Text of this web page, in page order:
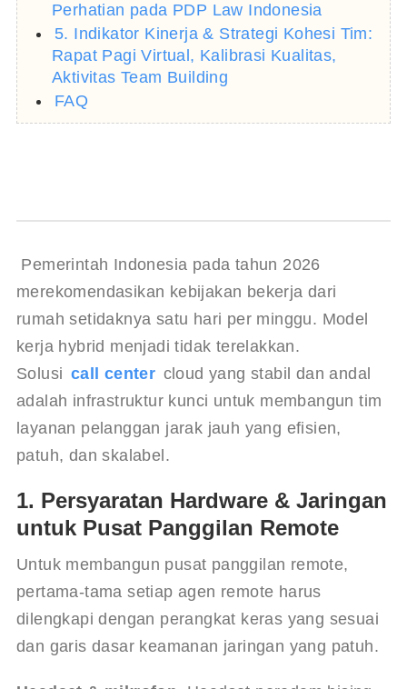
Perhatian pada PDP Law Indonesia
5. Indikator Kinerja & Strategi Kohesi Tim:
Rapat Pagi Virtual, Kalibrasi Kualitas,
Aktivitas Team Building
FAQ
Pemerintah Indonesia pada tahun 2026
merekomendasikan kebijakan bekerja dari
rumah setidaknya satu hari per minggu. Model
kerja hybrid menjadi tidak terelakkan.
Solusi call center cloud yang stabil dan andal
adalah infrastruktur kunci untuk membangun tim
layanan pelanggan jarak jauh yang efisien,
patuh, dan skalabel.
1. Persyaratan Hardware & Jaringan
untuk Pusat Panggilan Remote
Untuk membangun pusat panggilan remote,
pertama-tama setiap agen remote harus
dilengkapi dengan perangkat keras yang sesuai
dan garis dasar keamanan jaringan yang patuh.